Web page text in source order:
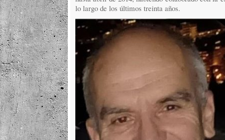
lo largo de los últimos treinta años.